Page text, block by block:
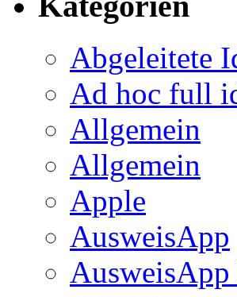
Abgeleitete
Ad hoc full
Allgemein
Allgemein
Apple
AusweisApp